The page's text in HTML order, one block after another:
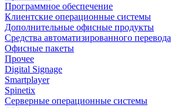
Программное обеспечение
Клиентские операционные системы
Дополнительные офисные продукты
Средства автоматизированного перевода
Офисные пакеты
Прочее
Digital Signage
Smartplayer
Spinetix
Серверные операционные системы